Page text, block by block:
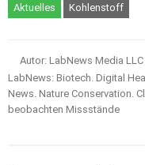
Aktuelles Kohlenstoff
Autor: LabNews Media LLC
LabNews: Biotech. Digital
News. Nature Conservation.
beobachten Missstände